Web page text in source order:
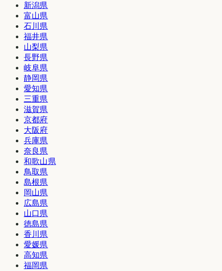
新潟県
富山県
石川県
福井県
山梨県
長野県
岐阜県
静岡県
愛知県
三重県
滋賀県
京都府
大阪府
兵庫県
奈良県
和歌山県
鳥取県
島根県
岡山県
広島県
山口県
徳島県
香川県
愛媛県
高知県
福岡県